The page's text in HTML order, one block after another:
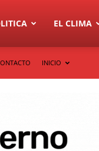
EL CLIMA
INICIO